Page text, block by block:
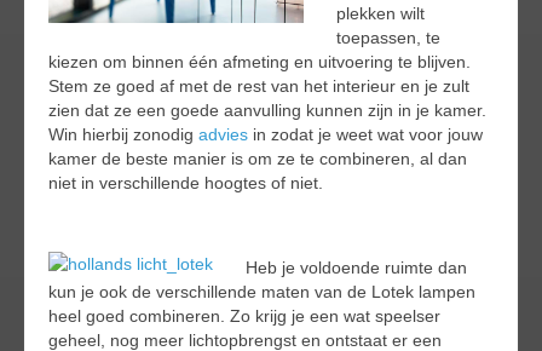
plekken wilt
toepassen, te
kiezen om binnen één afmeting en uitvoering te blijven.
Stem ze goed af met de rest van het interieur en je zult
zien dat ze een goede aanvulling kunnen zijn in je kamer.
Win hierbij zonodig advies in zodat je weet wat voor jouw
kamer de beste manier is om ze te combineren, al dan
niet in verschillende hoogtes of niet.
Heb je voldoende ruimte dan
kun je ook de verschillende maten van de Lotek lampen
heel goed combineren. Zo krijg je een wat speelser
geheel, nog meer lichtopbrengst en ontstaat er een